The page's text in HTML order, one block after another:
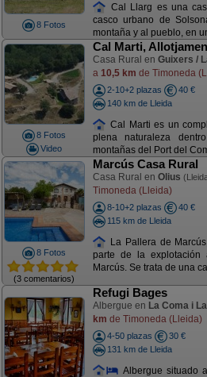
8 Fotos
Cal Llarg es una
casco urbano de
montaña y al pueblo, en
8 Fotos
Video
Cal Marti,
Casa Rural en Guixers /
a 10,5 km de Timoneda
2-10+2 plazas
40 €
140 km de Lleida
Cal Marti es un
plena naturaleza
montañas del Port del
8 Fotos
(3 comentarios)
Marcús Casa Rural
Casa Rural en Olius
Timoneda (Lleida)
8-10+2 plazas
40 €
115 km de Lleida
La Pallera de
parte de la explotación
Marcús. Se trata de una
Refugi Bages
Albergue en La Coma i
km de Timoneda (Lleida)
4-50 plazas
30 €
131 km de Lleida
Albergue situado